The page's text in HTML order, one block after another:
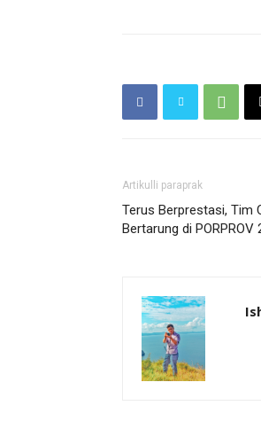
Artikulli paraprak
Terus Berprestasi, Tim
Bertarung di PORPROV